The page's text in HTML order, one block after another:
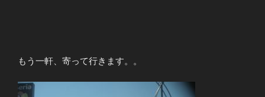
もう一軒、寄って行きます。。